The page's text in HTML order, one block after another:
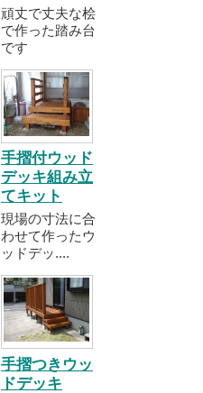
頑丈で丈夫な桧
で作った踏み台
です
手摺付ウッド
デッキ組み立
てキット
現場の寸法に合
わせて作ったウ
ッドデッ....
手摺つきウッ
ドデッキ